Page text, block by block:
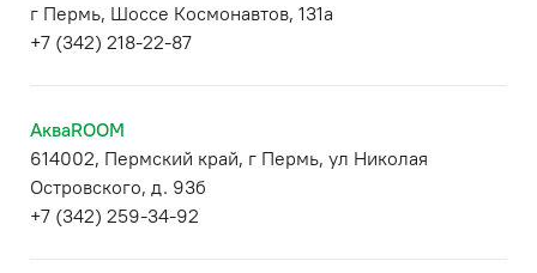
г Пермь, ​Шоссе Космонавтов, 131а
+7 (342) 218-22-87
АкваROOM
614002, Пермский край, г Пермь, ул Николая
Островского, д. 93б
+7 (342) 259-34-92